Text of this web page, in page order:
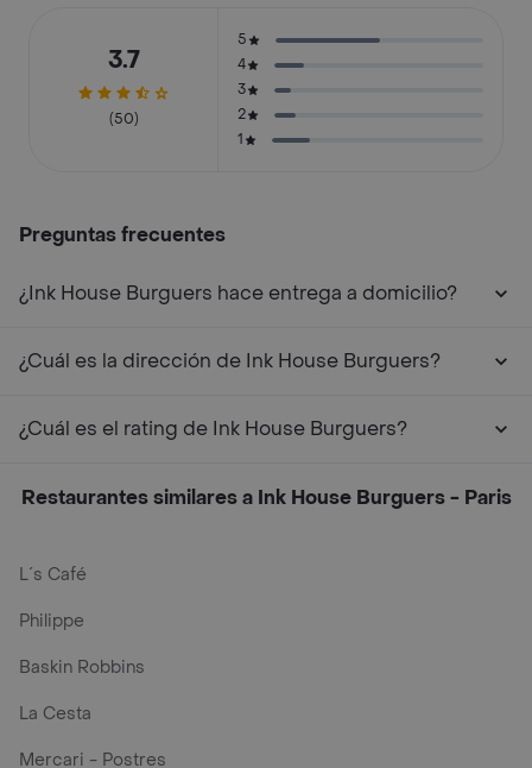
3.7
(50)
5
4
3
2
1
Preguntas frecuentes
¿Ink House Burguers hace entrega a domicilio?
¿Cuál es la dirección de Ink House Burguers?
¿Cuál es el rating de Ink House Burguers?
Restaurantes similares a Ink House Burguers - Paris
L´s Café
Philippe
Baskin Robbins
La Cesta
Mercari - Postres